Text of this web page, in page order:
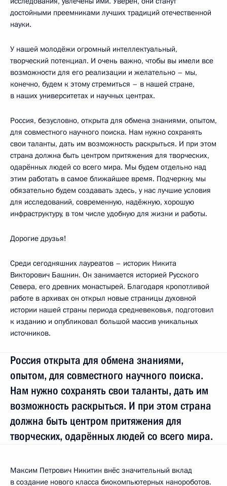
достойными преемниками лучших традиций отечественной
науки.
У нашей молодёжи огромный интеллектуальный,
творческий потенциал. И очень важно, чтобы вы имели все
возможности для его реализации и желательно – мы,
конечно, будем к этому стремиться – в нашей стране,
в наших университетах и научных центрах.
Россия, безусловно, открыта для обмена знаниями, опытом,
для совместного научного поиска. Нам нужно сохранять
свои таланты, дать им возможность раскрыться. И при этом
страна должна быть центром притяжения для творческих,
одарённых людей со всего мира. Мы будем отдельно над
этим работать в самое ближайшее время. Подчеркну, мы
обязательно будем создавать здесь, у нас лучшие условия
для исследований, современную, надёжную, хорошую
инфраструктуру, в том числе удобную для жизни и работы.
Дорогие друзья!
Среди сегодняшних лауреатов – историк Никита
Викторович Башнин. Он занимается историей Русского
Севера, его древних монастырей. Благодаря кропотливой
работе в архивах он открыл новые страницы духовной
истории нашей страны периода средневековья, подготовил
к изданию и опубликовал большой массив уникальных
источников.
Россия открыта для обмена знаниями,
опытом, для совместного научного поиска.
Нам нужно сохранять свои таланты, дать им
возможность раскрыться. И при этом страна
должна быть центром притяжения для
творческих, одарённых людей со всего мира.
Максим Петрович Никитин внёс значительный вклад
в создание нового класса биокомпьютерных нанороботов.